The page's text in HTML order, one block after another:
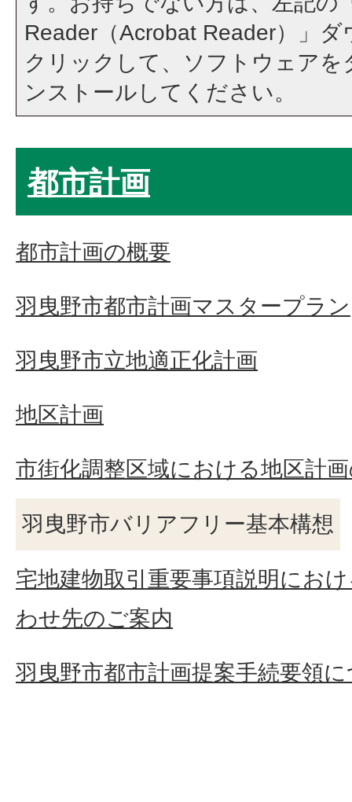
Reader（Acrobat Reader）」
クリックして、ソフトウェア
ンストールしてください。
都市計画
都市計画の概要
羽曳野市都市計画マスタープラン
羽曳野市立地適正化計画
地区計画
市街化調整区域における地区計
羽曳野市バリアフリー基本構想
宅地建物取引重要事項説明にお
わせ先のご案内
羽曳野市都市計画提案手続要領